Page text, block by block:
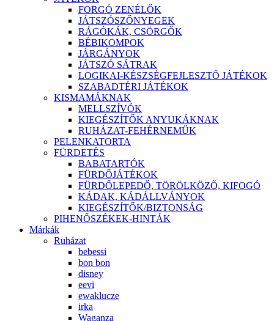
FORGÓ ZENÉLŐK
JÁTSZÓSZŐNYEGEK
RÁGÓKÁK, CSÖRGŐK
BÉBIKOMPOK
JÁRGÁNYOK
JÁTSZÓ SÁTRAK
LOGIKAI-KÉSZSÉGFEJLESZTŐ JÁTÉKOK
SZABADTÉRI JÁTÉKOK
KISMAMÁKNAK
MELLSZÍVÓK
KIEGÉSZÍTŐK ANYUKÁKNAK
RUHÁZAT-FEHÉRNEMŰK
PELENKATORTA
FÜRDETÉS
BABATARTÓK
FÜRDŐJÁTÉKOK
FÜRDŐLEPEDŐ, TÖRÖLKÖZŐ, KIFOGÓ
KÁDAK, KÁDÁLLVÁNYOK
KIEGÉSZÍTŐK/BIZTONSÁG
PIHENŐSZÉKEK-HINTÁK
Márkák
Ruházat
bebessi
bon bon
disney
eevi
ewaklucze
irka
Waganza